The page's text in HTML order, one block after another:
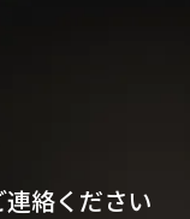
絡ください